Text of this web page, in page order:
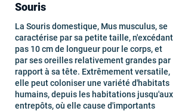
Souris
La Souris domestique, Mus musculus, se
caractérise par sa petite taille, n'excédant
pas 10 cm de longueur pour le corps, et
par ses oreilles relativement grandes par
rapport à sa tête. Extrêmement versatile,
elle peut coloniser une variété d'habitats
humains, depuis les habitations jusqu'aux
entrepôts, où elle cause d'importants